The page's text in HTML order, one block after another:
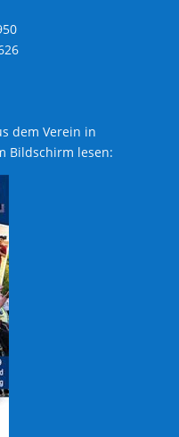
dem Verein in
Bildschirm lesen: